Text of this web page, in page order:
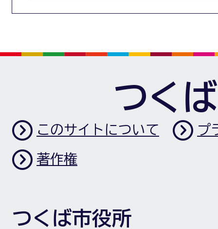
つく
このサイトについて プ
著作権
つくば市役所